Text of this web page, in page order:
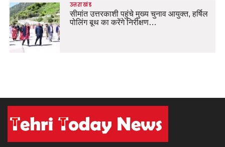
उत्तराखंड
सीमांत उत्तरकाशी पहुंचे मुख्य चुनाव आयुक्त, हर्षिल
पोलिंग बूथ का करेंगे निरीक्षण…